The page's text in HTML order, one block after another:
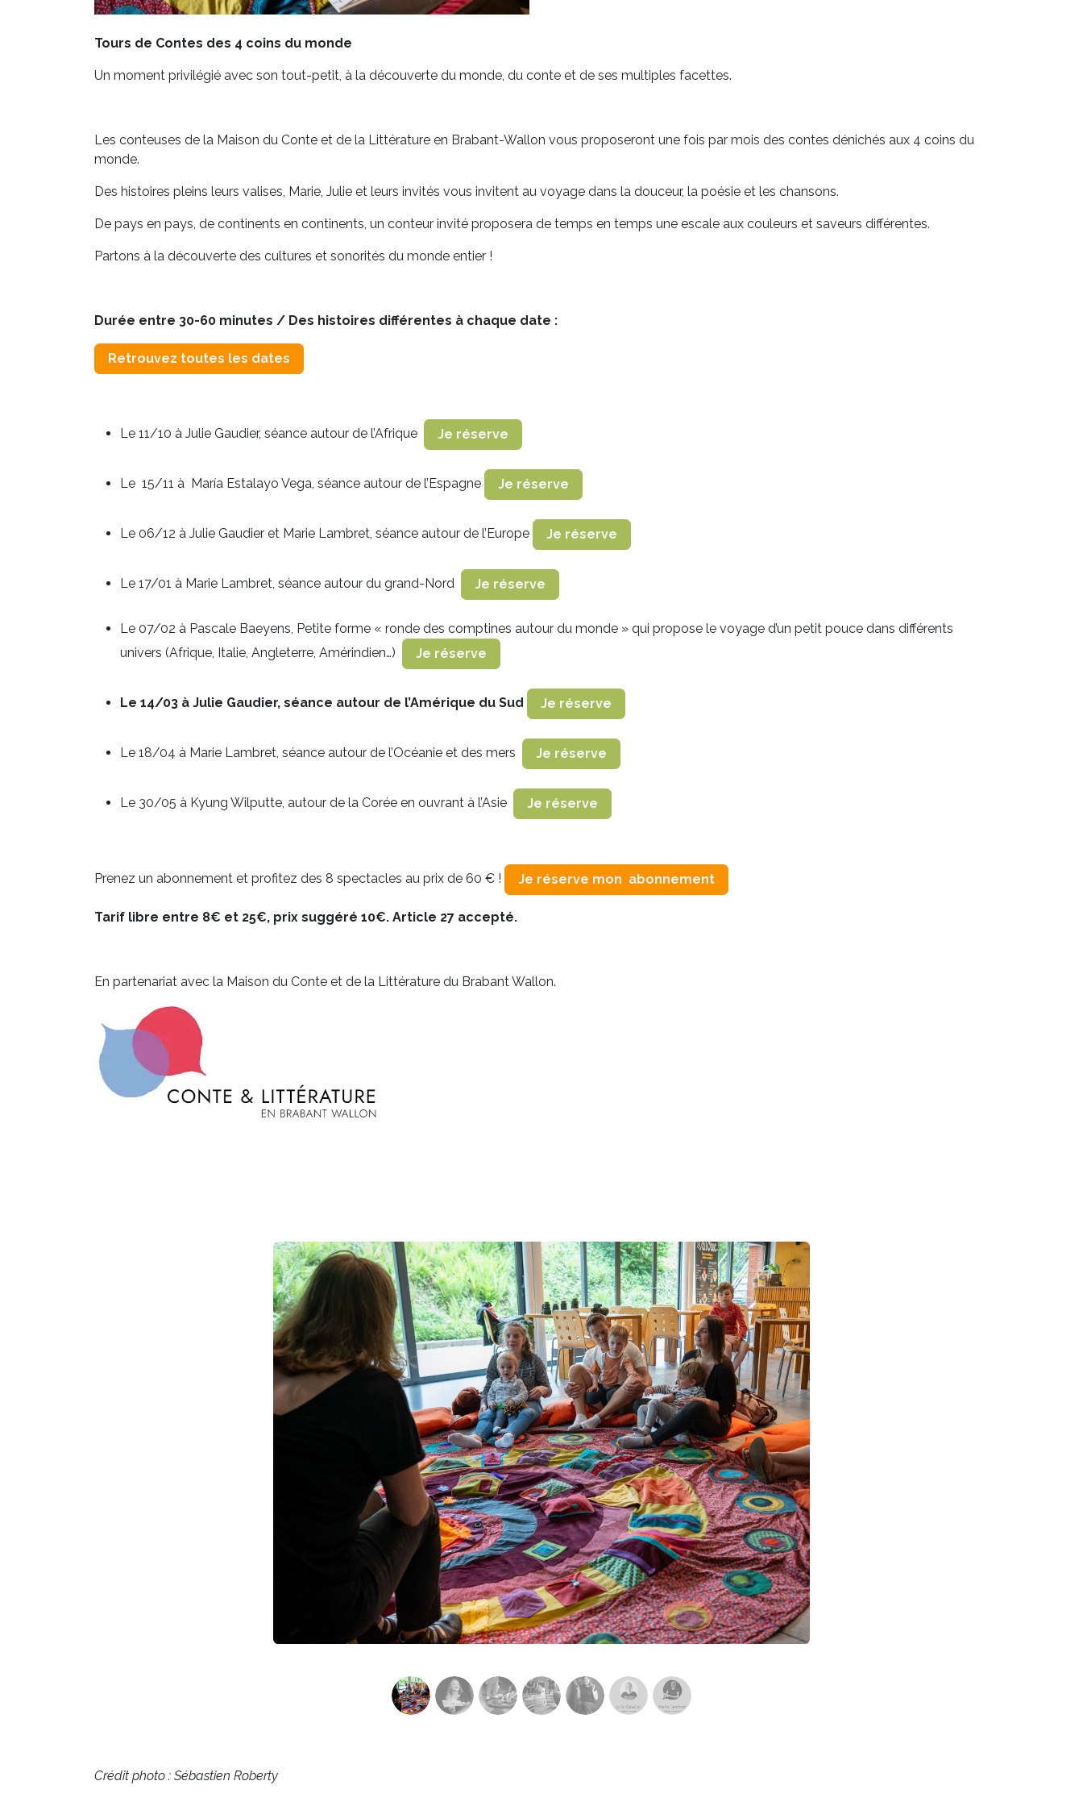
Tours de Contes des 4 coins du monde
Un moment privilégié avec son tout-petit, à la découverte du monde, du conte et de ses multiples facettes.
Les conteuses de la Maison du Conte et de la Littérature en Brabant-Wallon vous proposeront une fois par mois des contes dénichés aux 4 coins du
monde.
Des histoires pleins leurs valises, Marie, Julie et leurs invités vous invitent au voyage dans la douceur, la poésie et les chansons.
De pays en pays, de continents en continents, un conteur invité proposera de temps en temps une escale aux couleurs et saveurs différentes.
Partons à la découverte des cultures et sonorités du monde entier !
Durée entre 30-60 minutes / Des histoires différentes à chaque date :
Retrouvez toutes les dates
Le 11/10 à Julie Gaudier, séance autour de l’Afrique Je réserve
Le 15/11 à María Estalayo Vega, séance autour de l’Espagne Je réserve
Le 06/12 à Julie Gaudier et Marie Lambret, séance autour de l’Europe Je réserve
Le 17/01 à Marie Lambret, séance autour du grand-Nord Je réserve
Le 07/02 à Pascale Baeyens, Petite forme « ronde des comptines autour du monde » qui propose le voyage d’un petit pouce dans différents
univers (Afrique, Italie, Angleterre, Amérindien…)
Je réserve
Le 14/03 à Julie Gaudier, séance autour de l’Amérique du Sud Je réserve
Le 18/04 à Marie Lambret, séance autour de l’Océanie et des mers Je réserve
Le 30/05 à Kyung Wilputte, autour de la Corée en ouvrant à l’Asie Je réserve
Prenez un abonnement et profitez des 8 spectacles au prix de 60 € ! Je réserve mon abonnement
Tarif libre entre 8€ et 25€, prix suggéré 10€. Article 27 accepté.
En partenariat avec la Maison du Conte et de la Littérature du Brabant Wallon.
Crédit photo : Sébastien Roberty